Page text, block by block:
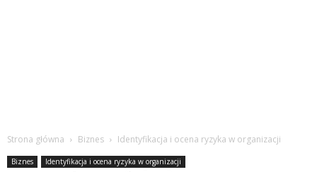
Strona główna Biznes Identyfikacja i ocena ryzyka w organizacji
Biznes Identyfikacja i ocena ryzyka w organizacji